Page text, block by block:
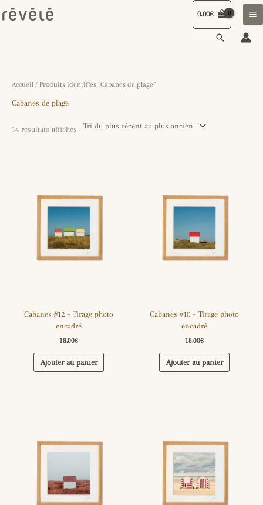
0.00€
Rechercher
Accueil / Produits identifiés “Cabanes de plage”
Cabanes de plage
14 résultats affichés
Trié
du
ancien
Cabanes #12 – Tirage photo
encadré
18.00€
Ajouter au panier
Cabanes #10 – Tirage photo
encadré
18.00€
Ajouter au panier